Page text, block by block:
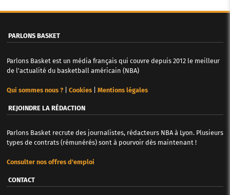
s
PARLONS BASKET
Parlons Basket est un média français qui couvre depuis 2012 le meilleur
de l'actualité du basketball américain (NBA)
Qui sommes nous ?| Cookies| Mentions légales
REJOINDRE LA RÉDACTION
Parlons Basket recrute des journalistes, rédacteurs NBA à Lyon. Plusieurs
types de contrats (rémunérés) sont à pourvoir dès maintenant !
Consulter nos offres d'emploi
CONTACT